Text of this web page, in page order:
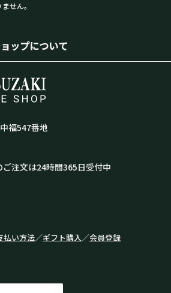
せん。
ップについて
福547番地
注文は24時間365日受付中
払い方法／ギフト購入／会員登録